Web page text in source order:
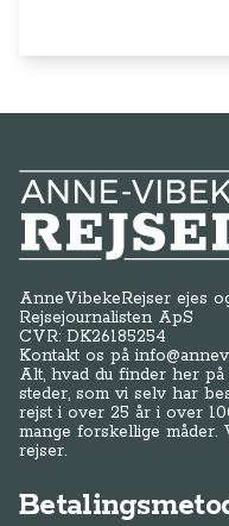
Anne-Vibeke Rejser
AnneVibekeRejser ejes
Rejsejournalisten ApS
CVR: DK26185254
Kontakt os på
Alt, hvad du finder her på
steder, som vi selv har
rejst i over 25 år i over
mange forskellige
rejser.